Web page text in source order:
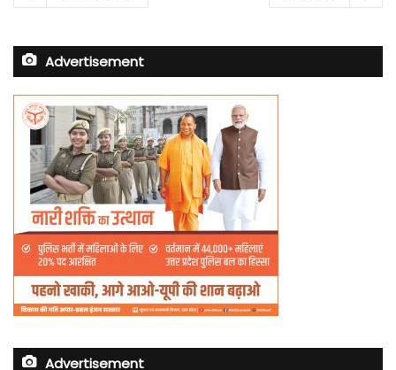
Advertisement
Advertisement